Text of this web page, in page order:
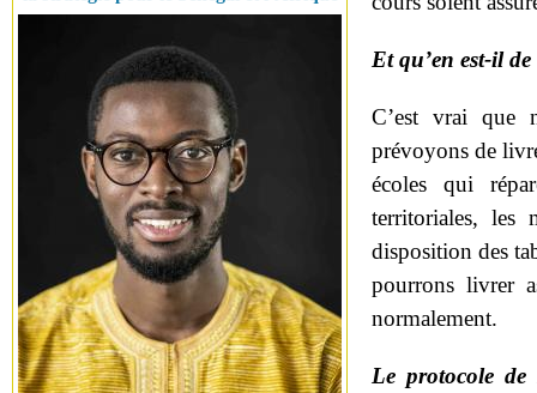
Et qu’en est-il
C’est vrai que
prévoyons de
écoles qui
territoriales, les
disposition des
pourrons livrer
normalement.
Le protocole